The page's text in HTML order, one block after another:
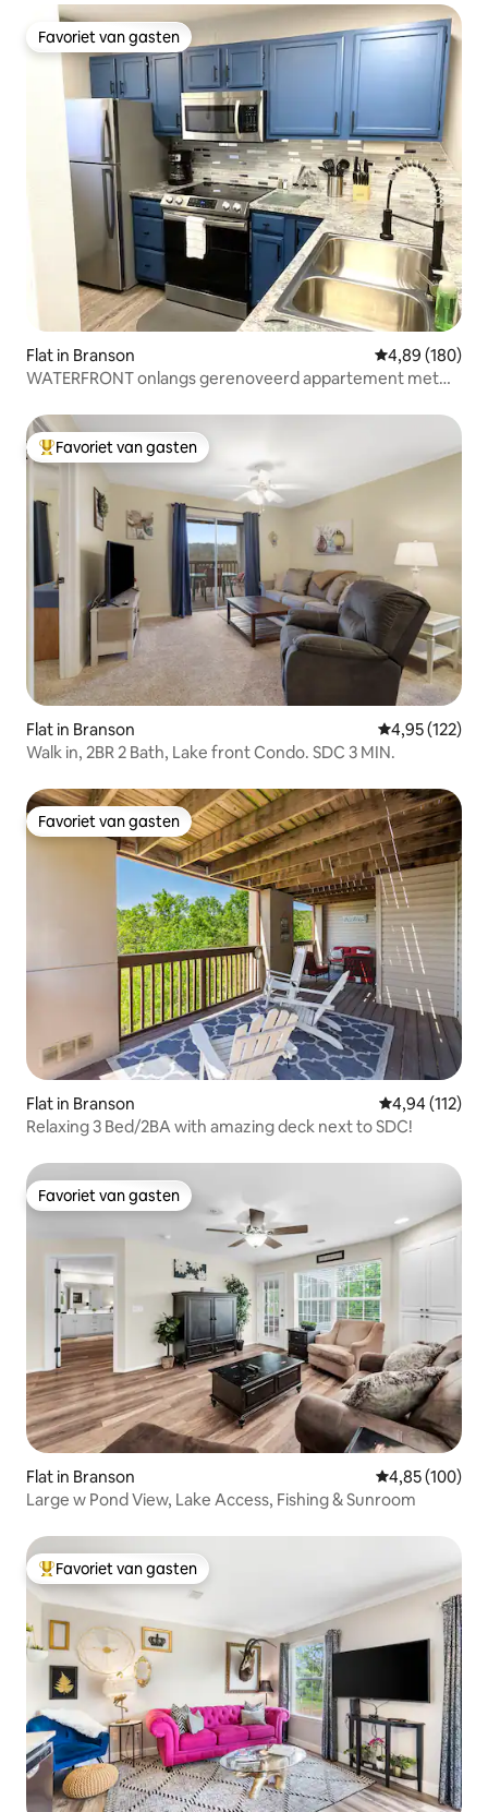
Favoriet van gasten
Favoriet van gasten
Flat in Branson Gemiddelde
4,89 (180)
WATERFRONT onlangs gerenoveerd appartement met
Topfavoriet van gasten
Favoriet van gasten
Flat in Branson Gemiddelde
4,95 (122)
Walk in, 2BR 2 Bath, Lake front Condo. SDC 3 MIN.
Favoriet van gasten
Favoriet van gasten
Flat in Branson Gemiddelde
4,94 (112)
Relaxing 3 Bed/2BA with amazing deck next to SDC!
Favoriet van gasten
Favoriet van gasten
Flat in Branson Gemiddelde
4,85 (100)
Large w Pond View, Lake Access, Fishing & Sunroom
Topfavoriet van gasten
Favoriet van gasten